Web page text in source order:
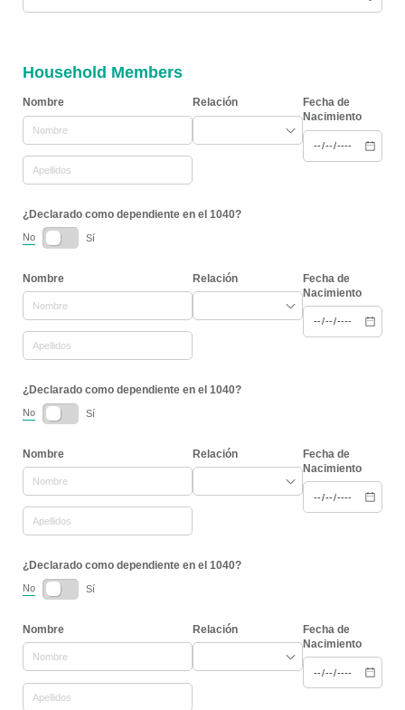
Household Members
Nombre Relación
Fecha de
Nacimiento
¿Declarado como dependiente en el 1040?
No Sí
Nombre Relación
Fecha de
Nacimiento
¿Declarado como dependiente en el 1040?
No Sí
Nombre Relación
Fecha de
Nacimiento
¿Declarado como dependiente en el 1040?
No Sí
Nombre Relación
Fecha de
Nacimiento